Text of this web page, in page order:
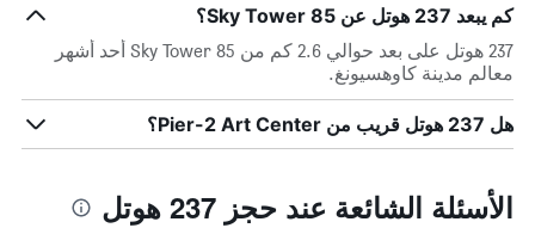
كم يبعد 237 هوتل عن 85 Sky Tower؟
237 هوتل على بعد حوالي 2.6 كم من 85 Sky Tower أحد أشهر
معالم مدينة كاوهسيونغ.
هل 237 هوتل قريب من Pier-2 Art Center؟
الأسئلة الشائعة عند حجز 237 هوتل